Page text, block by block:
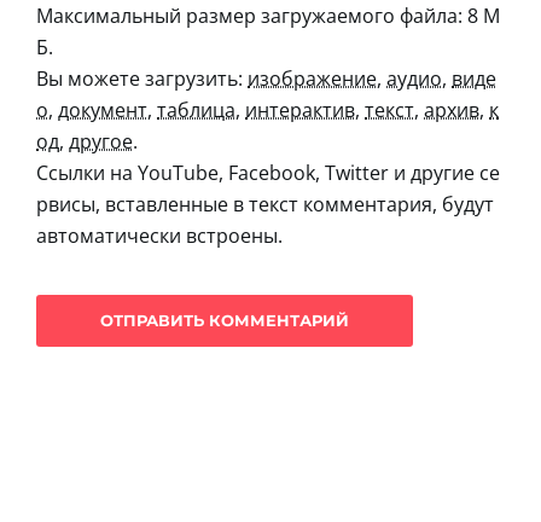
Максимальный размер загружаемого файла: 8 М
Б.
Вы можете загрузить: изображение, аудио, виде
о, документ, таблица, интерактив, текст, архив, к
од, другое.
Ссылки на YouTube, Facebook, Twitter и другие се
рвисы, вставленные в текст комментария, будут
автоматически встроены.